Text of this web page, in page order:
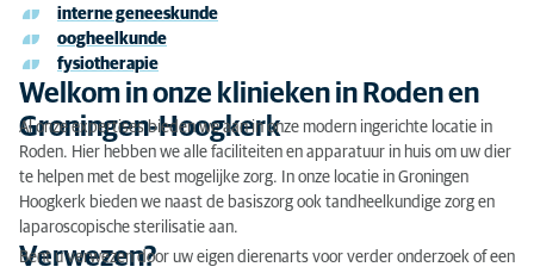
Vraag of afspraak maken
interne geneeskunde
oogheelkunde
fysiotherapie
Welkom in onze klinieken in Roden en
Groningen-Hoogkerk
Al onze expertises bieden we aan in onze modern ingerichte locatie in
Roden. Hier hebben we alle faciliteiten en apparatuur in huis om uw dier
te helpen met de best mogelijke zorg. In onze locatie in Groningen
Hoogkerk bieden we naast de basiszorg ook tandheelkundige zorg en
laparoscopische sterilisatie aan.
Verwezen?
Bent u verwezen door uw eigen dierenarts voor verder onderzoek of een